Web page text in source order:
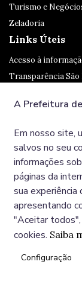
Turismo e
Zeladoria
Links Úteis
Acesso à
Transparência São
Ouvidoria
Redes Sociais
©
A Prefeitura
Em nosso site,
salvos no seu
informações
páginas da
sua experiência
apresentando
"Aceitar
cookies. Saiba
Configuração